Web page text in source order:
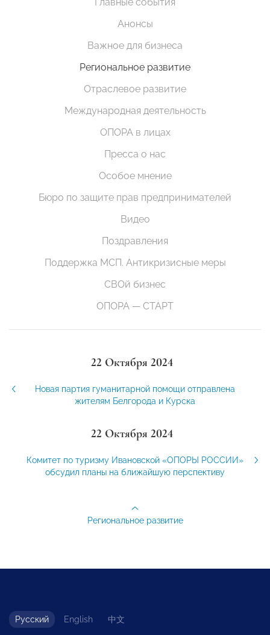
Анонсы
Важное для бизнеса
Региональное развитие
Отраслевое развитие
Международная деятельность
ОПОРА в лицах
Пресса о нас
Особое мнение
Бюро по защите прав предпринимателей
Видео
Поздравления
Поддержка МСП. Антикризисные меры
СВОй бизнес
ОПОРА — СТАРТ
22 Октября 2024
Новая партия гуманитарной помощи отправлена
жителям Белгорода и Курска
22 Октября 2024
Комитет по туризму Ивановской «ОПОРЫ РОССИИ»
обсудил планы на ближайшую перспективу
Региональное развитие
Русский English 中文